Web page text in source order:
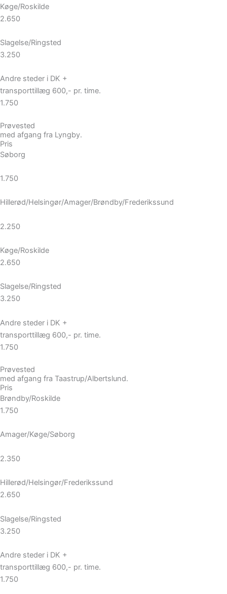
Køge/Roskilde
2.650
Slagelse/Ringsted
3.250
Andre steder i DK +
transporttillæg 600,- pr. time.
1.750
Prøvested
med afgang fra Lyngby.
Pris
Søborg
1.750
Hillerød/Helsingør/Amager/Brøndby/Frederikssund
2.250
Køge/Roskilde
2.650
Slagelse/Ringsted
3.250
Andre steder i DK +
transporttillæg 600,- pr. time.
1.750
Prøvested
med afgang fra Taastrup/Albertslund.
Pris
Brøndby/Roskilde
1.750
Amager/Køge/Søborg
2.350
Hillerød/Helsingør/Frederikssund
2.650
Slagelse/Ringsted
3.250
Andre steder i DK +
transporttillæg 600,- pr. time.
1.750